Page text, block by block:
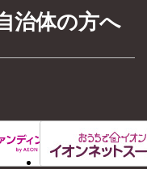
治体の方へ